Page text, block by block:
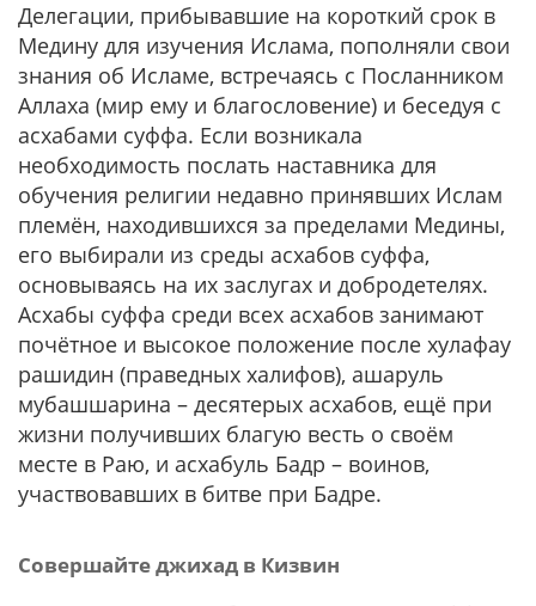
Делегации, прибывавшие на короткий срок в
Медину для изучения Ислама, пополняли свои
знания об Исламе, встречаясь с Посланником
Аллаха (мир ему и благословение) и беседуя с
асхабами суффа. Если возникала
необходимость послать наставника для
обучения религии недавно принявших Ислам
племён, находившихся за пределами Медины,
его выбирали из среды асхабов суффа,
основываясь на их заслугах и добродетелях.
Асхабы суффа среди всех асхабов занимают
почётное и высокое положение после хулафау
рашидин (праведных халифов), ашаруль
мубашшарина – десятерых асхабов, ещё при
жизни получивших благую весть о своём
месте в Раю, и асхабуль Бадр – воинов,
участвовавших в битве при Бадре.
Совершайте джихад в Кизвин